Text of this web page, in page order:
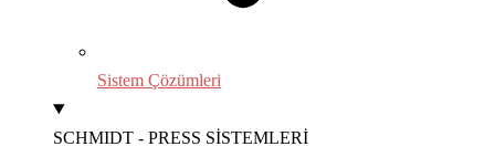
Sistem Çözümleri
SCHMIDT - PRESS SİSTEMLERİ